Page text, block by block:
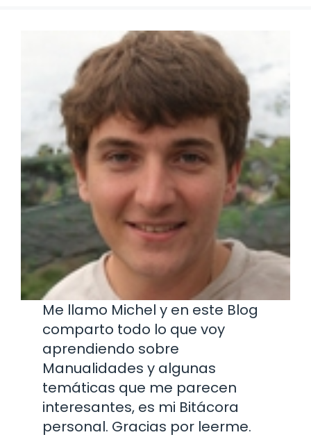
Me llamo Michel y en este Blog
comparto todo lo que voy
aprendiendo sobre
Manualidades y algunas
temáticas que me parecen
interesantes, es mi Bitácora
personal. Gracias por leerme.